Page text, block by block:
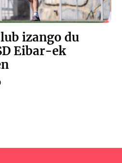
izango du
Eibar-ek